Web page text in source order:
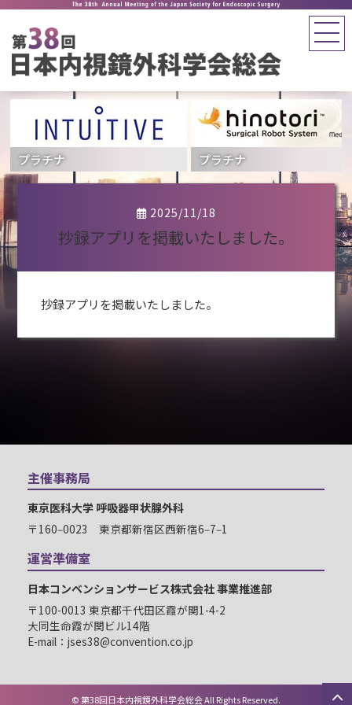
プラチナ プラチナ
2025/11/18
抄録アプリを掲載いたしました。
抄録アプリを掲載いたしました。
主催事務局
東京医科大学 呼吸器甲状腺外科
〒160‒0023 東京都新宿区西新宿6‒7‒1
運営準備室
日本コンベンションサービス株式会社 事業推進部
〒100-0013 東京都千代田区霞が関1-4-2
大同生命霞が関ビル14階
E-mail：jses38@convention.co.jp
© 第38回日本内視鏡外科学会総会 All Rights Reserved.